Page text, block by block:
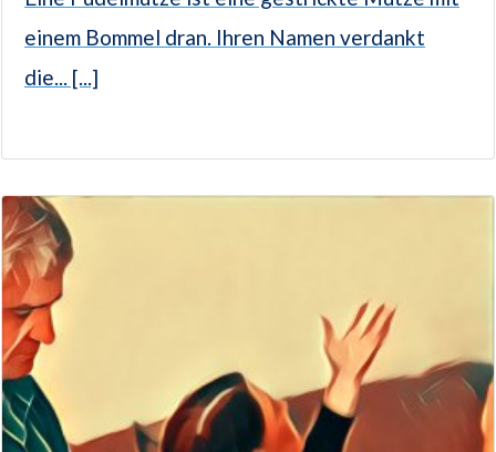
einem Bommel dran. Ihren Namen verdankt
die... [...]